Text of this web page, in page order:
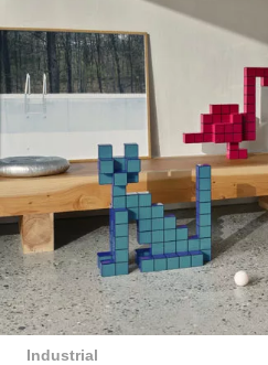
Industrial